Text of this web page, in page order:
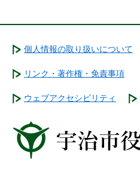
個人情報の取り扱いについて
リンク・著作権・免責事項
ウェブアクセシビリティ